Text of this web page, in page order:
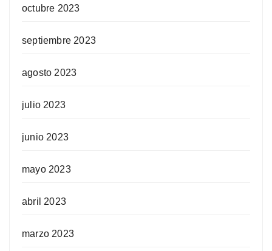
octubre 2023
septiembre 2023
agosto 2023
julio 2023
junio 2023
mayo 2023
abril 2023
marzo 2023